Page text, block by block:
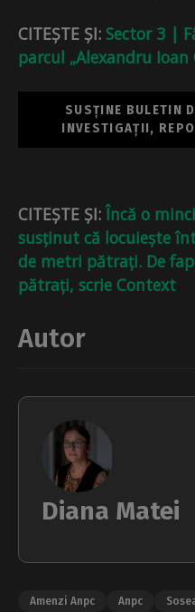
CITEȘTE ȘI: Sector 3 |
parcul „Alexandru Ioan
SUSȚINE BULETIN
INVESTIGAȚII,
CITEȘTE ȘI: Încă o
susținut că locuiește
de metri pătrați. De
pătrați, scrie Context
Autor
Diana Matei
Amenzi Anpc Anpc